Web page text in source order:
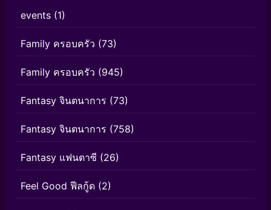
events (1)
Family ครอบครัว (73)
Family ครอบครัว (945)
Fantasy จินตนาการ (73)
Fantasy จินตนาการ (758)
Fantasy แฟนตาซี (26)
Feel Good ฟีลกู้ด (2)